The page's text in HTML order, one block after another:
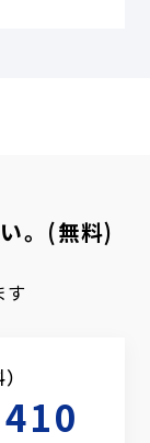
。(無料)
す